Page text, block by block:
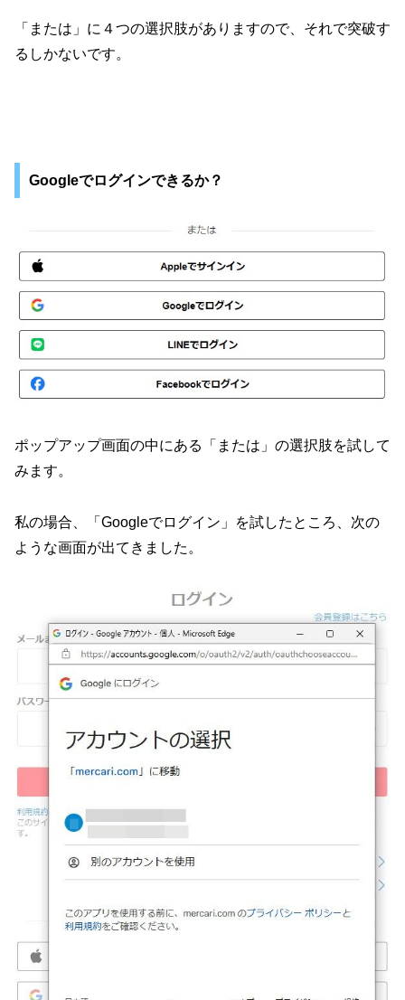
「または」に４つの選択肢がありますので、それで突破す
るしかないです。
Googleでログインできるか？
ポップアップ画面の中にある「または」の選択肢を試して
みます。
私の場合、「Googleでログイン」を試したところ、次の
ような画面が出てきました。